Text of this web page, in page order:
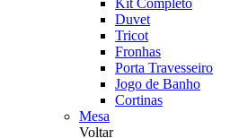
Kit Completo
Duvet
Tricot
Fronhas
Porta Travesseiro
Jogo de Banho
Cortinas
Mesa
Voltar